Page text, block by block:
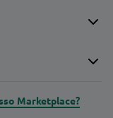
Marketplace?